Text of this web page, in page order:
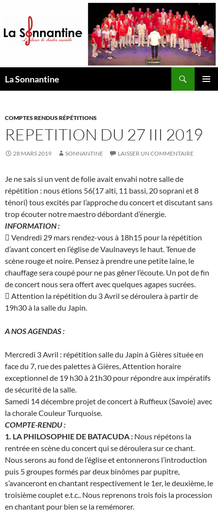
contenu
La Sonnantine
COMPTES RENDUS RÉPÉTITIONS
REPETITION DU 27 III 2019
28 MARS 2019 SONNANTINE LAISSER UN COMMENTAIRE
Je ne sais si un vent de folie avait envahi notre salle de
répétition : nous étions 56(17 alti, 11 bassi, 20 soprani et 8
ténori) tous excités par l’approche du concert et discutant sans
trop écouter notre maestro débordant d’énergie.
INFORMATION :
 Vendredi 29 mars rendez-vous à 18h15 pour la répétition
d’avant concert en l’église de Vaulnaveys le haut. Tenue de
scène rouge et noire. Pensez à prendre une petite laine, le
chauffage sera coupé pour ne pas gêner l’écoute. Un pot de fin
de concert nous sera offert avec quelques agapes sucrées.
 Attention la répétition du 3 Avril se déroulera à partir de
19h30 à la salle du Japin.
A NOS AGENDAS :
Mercredi 3 Avril : répétition salle du Japin à Gières située en
face du 7, rue des palettes à Gières, Attention horaire
exceptionnel de 19 h30 à 21h30 pour répondre aux impératifs
de sécurité de la salle.
Samedi 14 décembre projet de concert à Ruffieux (Savoie) avec
la chorale Couleur Turquoise.
COMPTE-RENDU :
1. LA PHILOSOPHIE DE BATACUDA : Nous répétons la
rentrée en scène du concert qui se déroulera sur ce chant.
Nous serons au fond de l’église et entonnerons l’introduction
puis 5 groupes formés par deux binômes par pupitre,
s’avanceront en chantant respectivement le 1er, le deuxième, le
troisième couplet e.t.c.. Nous reprenons trois fois la procession
en chantant pour bien se la remémorer.